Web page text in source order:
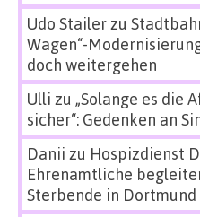
Udo Stailerzu
Wagen“-
doch weitergehen
Ulli zu „Solange es die
sicher“: Gedenken an
Danii zu Hospizdienst
Ehrenamtliche
Sterbende in Dortmund